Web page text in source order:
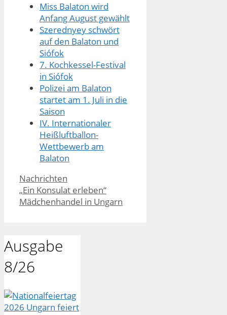
Miss Balaton wird
Anfang August gewählt
Szerednyey schwört
auf den Balaton und
Siófok
7. Kochkessel-Festival
in Siófok
Polizei am Balaton
startet am 1. Juli in die
Saison
IV. Internationaler
Heißluftballon-
Wettbewerb am
Balaton
Kategorien
Nachrichten
„Ein Konsulat erleben“
Mädchenhandel in Ungarn
Ausgabe
8/26